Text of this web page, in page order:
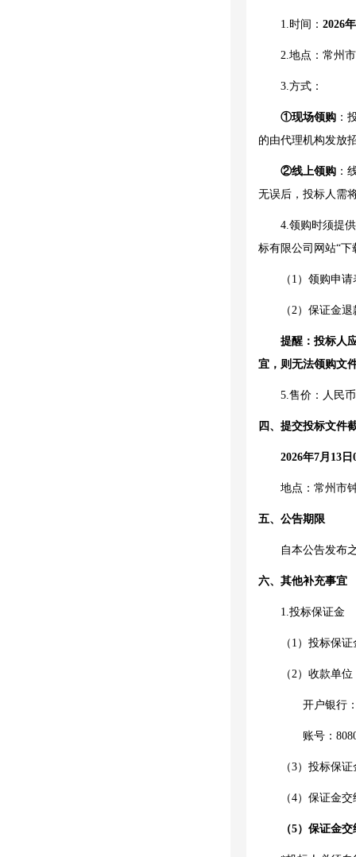
1.时间： 2026年
2.地点： 常州
3.方式：
①现场领购 ：
的由代理机构发放
②线上领购 ：
无误后， 投标人 需
4.领购时须提
标有限公司网站“下
（ 1）领购申请
（2）保证金退
提醒：投标人
宜，则无法领购文
5.售价： 人民
四、提交投标文件
2026年7月 13 日
地点： 常州市
五、公告期限
自本公告发布
六、其他补充事宜
1.投标保证金
（ 1）投标保
（2）收款单
开户银行
账号：
（3）投标保
（4）保证金
（5）保证金